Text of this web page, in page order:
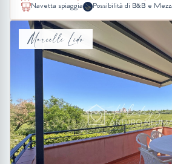
Navetta spiaggia
Possibilità di B&B e
Marcelli Lido